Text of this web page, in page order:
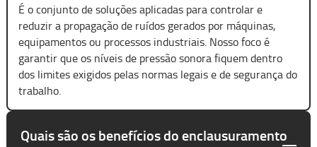
É o conjunto de soluções aplicadas para controlar e
reduzir a propagação de ruídos gerados por máquinas,
equipamentos ou processos industriais. Nosso foco é
garantir que os níveis de pressão sonora fiquem dentro
dos limites exigidos pelas normas legais e de segurança do
trabalho.
Quais são os benefícios do enclausuramento